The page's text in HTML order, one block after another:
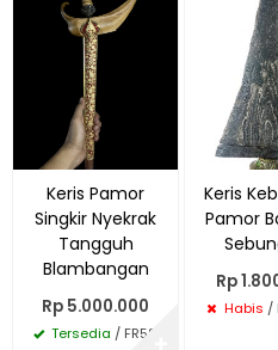
Keris Pamor
Singkir Nyekrak
Tangguh
Blambangan
Rp 5.000.000
Tersedia / FR58
Keris
Pamor
Rp
Habis /